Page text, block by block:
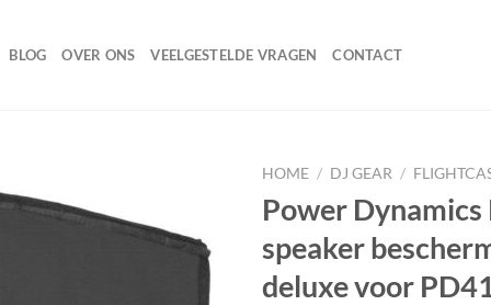
BLOG OVER ONS VEELGESTELDE VRAGEN CONTACT
Toevoegen
HOME / DJ GEAR /
Power Dynamics
speaker
deluxe voor